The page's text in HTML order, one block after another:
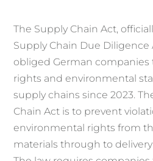
The Supply Chain Act,
Supply Chain Due Diligence
obliged German
rights and environmental
supply chains since 2023.
Chain Act is to prevent
environmental rights from
materials through to